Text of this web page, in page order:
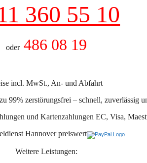
360 55 10
oder486 08 19
incl. MwSt., An- und Abfahrt
99% zerstörungsfrei – schnell, zuverlässig
und Kartenzahlungen EC, Visa,
Weitere Leistungen: